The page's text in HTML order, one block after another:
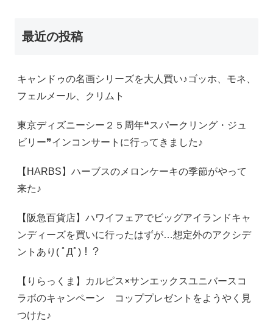
最近の投稿
キャンドゥの名画シリーズを大人買い♪ゴッホ、モネ、
フェルメール、クリムト
東京ディズニーシー２５周年❝スパークリング・ジュ
ビリー❞インコンサートに行ってきました♪
【HARBS】ハーブスのメロンケーキの季節がやって
来た♪
【阪急百貨店】ハワイフェアでビッグアイランドキャ
ンディーズを買いに行ったはずが…想定外のアクシデ
ントあり( ﾟДﾟ)！？
【りらっくま】カルピス×サンエックスユニバースコ
ラボのキャンペーン コッププレゼントをようやく見
つけた♪